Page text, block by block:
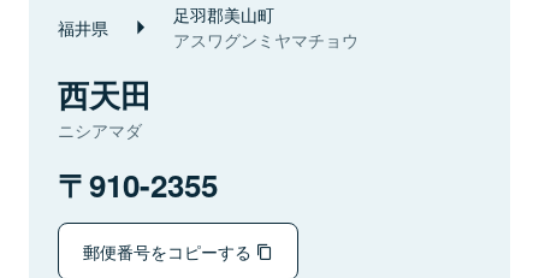
福井県 足羽郡美山町
アスワグンミヤマチョウ
西天田
ニシアマダ
910-2355
郵便番号をコピーする